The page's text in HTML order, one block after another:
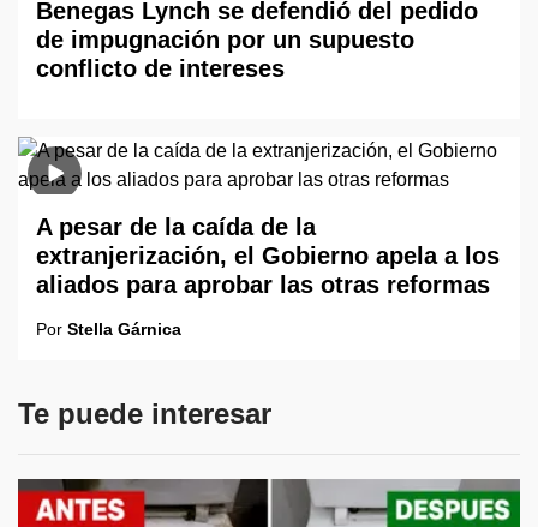
Benegas Lynch se defendió del pedido
de impugnación por un supuesto
conflicto de intereses
A pesar de la caída de la
extranjerización, el Gobierno apela a los
aliados para aprobar las otras reformas
Por Stella Gárnica
Te puede interesar